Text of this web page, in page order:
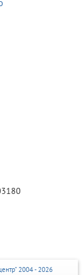
2004 - 2026